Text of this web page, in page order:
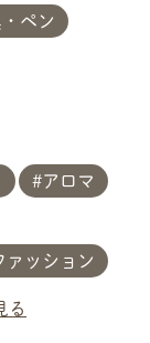
ペン
アロマ
ァッション
る